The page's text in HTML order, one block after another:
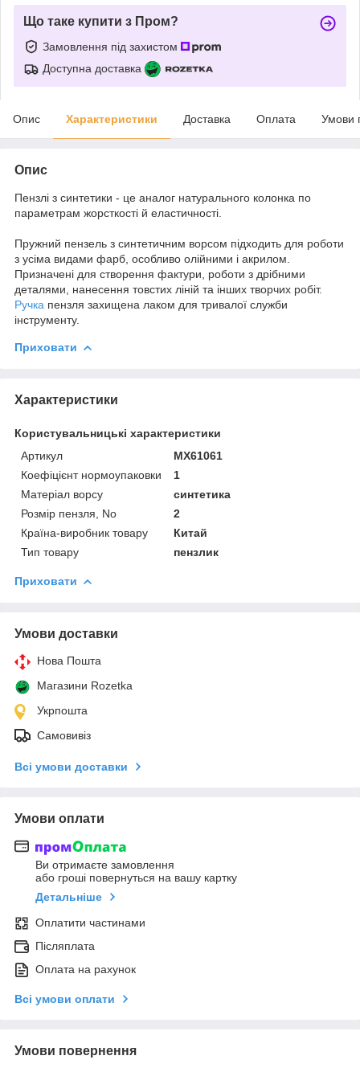
Що таке купити з Пром?
Замовлення під захистом
Доступна доставка
Опис Характеристики Доставка Оплата Умови
Опис
Пензлі з синтетики - це аналог натурального колонка по
параметрам жорсткості й еластичності.
Пружний пензель з синтетичним ворсом підходить для роботи
з усіма видами фарб, особливо олійними і акрилом.
Призначені для створення фактури, роботи з дрібними
деталями, нанесення товстих ліній та інших творчих робіт.
Ручка пензля захищена лаком для тривалої служби
інструменту.
Приховати
Характеристики
Користувальницькі характеристики
Артикул
MX61061
Коефіцієнт нормоупаковки
1
Матеріал ворсу
синтетика
Розмір пензля, No
2
Країна-виробник товару
Китай
Тип товару
пензлик
Приховати
Умови доставки
Нова Пошта
Магазини Rozetka
Укрпошта
Самовивіз
Всі умови доставки
Умови оплати
Ви отримаєте замовлення
або гроші повернуться на вашу картку
Детальніше
Оплатити частинами
Післяплата
Оплата на рахунок
Всі умови оплати
Умови повернення